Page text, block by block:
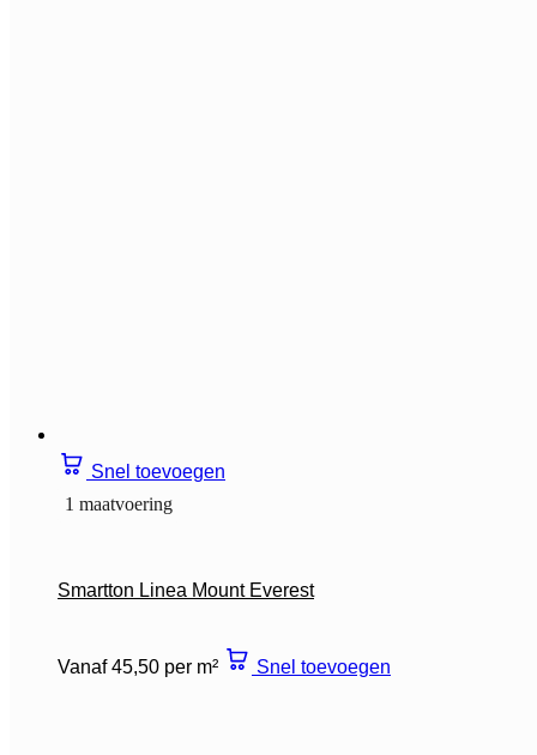
Snel toevoegen
1 maatvoering
Smartton Linea Mount Everest
Vanaf 45,50 per m² Snel toevoegen